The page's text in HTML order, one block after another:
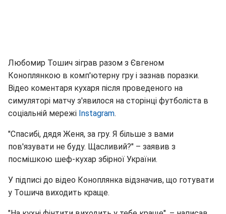
Любомир Тошич зіграв разом з Євгеном
Коноплянкою в комп'ютерну гру і зазнав поразки.
Відео коментаря кухаря після проведеного на
симуляторі матчу з'явилося на сторінці футболіста в
соціальній мережі Instagram.
"Спасибі, дядя Женя, за гру. Я більше з вами
пов'язувати не буду. Щасливий?" – заявив з
посмішкою шеф-кухар збірної України.
У підписі до відео Коноплянка відзначив, що готувати
у Тошича виходить краще.